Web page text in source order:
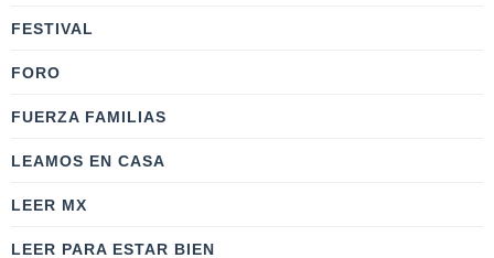
FESTIVAL
FORO
FUERZA FAMILIAS
LEAMOS EN CASA
LEER MX
LEER PARA ESTAR BIEN